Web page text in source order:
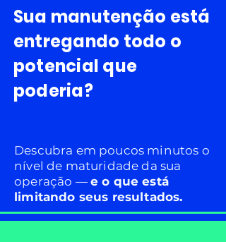
Sua manutenção está
entregando todo o
potencial que
poderia?
Descubra em poucos minutos o
nível de maturidade da sua
operação — e o que está
limitando seus resultados.